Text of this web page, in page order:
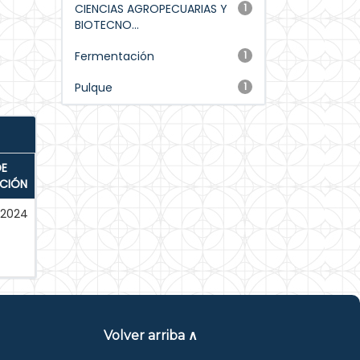
1
CIENCIAS AGROPECUARIAS Y
BIOTECNO...
1
Fermentación
1
Pulque
Volver arriba ∧